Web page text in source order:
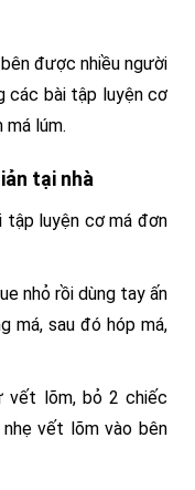
được nhiều người
các bài tập luyện cơ
má lúm.
tại nhà
tập luyện cơ má đơn
nhỏ rồi dùng tay ấn
má, sau đó hóp má,
vết lõm, bỏ 2 chiếc
vết lõm vào bên